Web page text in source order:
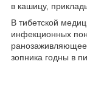
в кашицу,
В тибетской
инфекционных
зопника годны в